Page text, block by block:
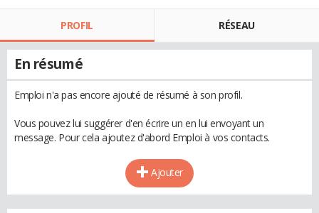
PROFIL RÉSEAU
En résumé
Emploi n'a pas encore ajouté de résumé à son profil.
Vous pouvez lui suggérer d'en écrire un en lui envoyant un
message. Pour cela ajoutez d'abord Emploi à vos contacts.
Ajouter